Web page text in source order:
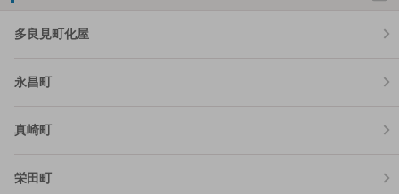
多良見町化屋
永昌町
真崎町
栄田町